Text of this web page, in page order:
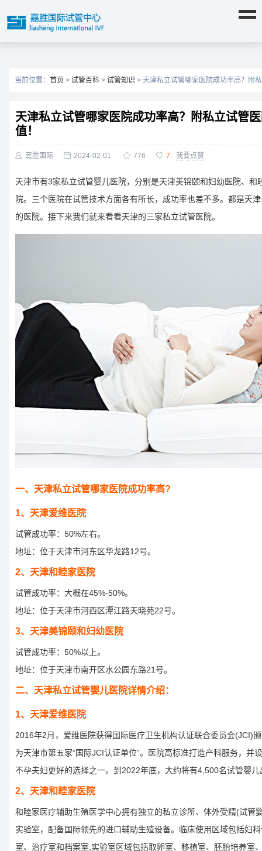
当前位置： 首页 > 试管百科 > 试管知识 > 天津私立试管哪家医院成功率高？附
天津私立试管哪家医院成功率高？附私立试管
值！
 嘉胜国际  2024-02-01  776  7 我要点赞
天津市有3家私立试管婴儿医院，分别是天津美锦颐和妇幼医院、和
院。三个医院在试管技术方面各有所长，成功率也差不多。都是天
的医院。接下来我们就来看看天津的三家私立试管医院。
一、天津私立试管哪家医院成功率高?
1、天津爱维医院
试管成功率：50%左右。
地址：位于天津市河东区华龙路12号。
2、天津和睦家医院
试管成功率：大概在45%-50%。
地址：位于天津市河西区潭江路天晓苑22号。
3、天津美锦颐和妇幼医院
试管成功率：50%以上。
地址：位于天津市南开区水公园东路21号。
二、天津私立试管婴儿医院详情介绍：
1、天津爱维医院
2016年2月，爱维医院获得国际医疗卫生机构认证联合委员会(JCI)
为天津市第五家“国际JCI认证单位”。医院高标准打造产科服务，并
不孕夫​​妇更好的选择之一。到2022年底，大约将有4,500名试管婴儿
2、天津和睦家医院
和睦家医疗辅助生殖医学中心拥有独立的私立诊所、体外受精(试管
实验室，配备国际领先的进口辅助生殖设备。临床使用区域包括妇
室、治疗室和档案室;实验室区域包括取卵室、移植室、胚胎培养室